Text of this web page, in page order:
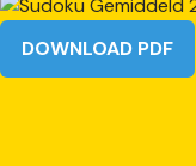
DOWNLOAD PDF